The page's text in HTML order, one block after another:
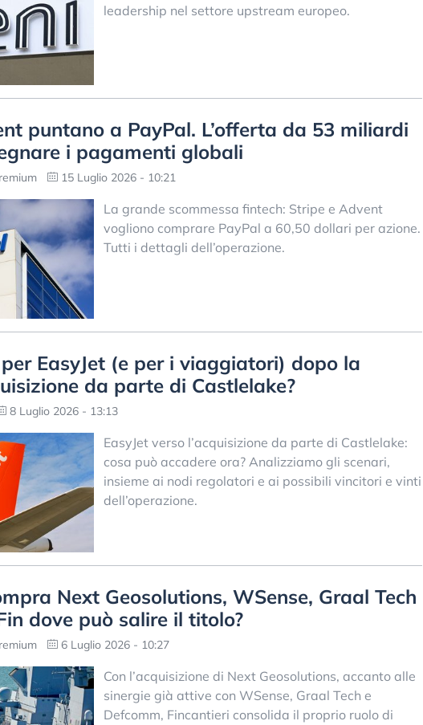
leadership nel settore upstream europeo.
puntano a PayPal. L’offerta da 53 miliardi
i pagamenti globali
15 Luglio 2026 - 10:21
La grande scommessa fintech: Stripe e Advent
vogliono comprare PayPal a 60,50 dollari per azione.
Tutti i dettagli dell’operazione.
EasyJet (e per i viaggiatori) dopo la
da parte di Castlelake?
8 Luglio 2026 - 13:13
EasyJet verso l’acquisizione da parte di Castlelake:
cosa può accadere ora? Analizziamo gli scenari,
insieme ai nodi regolatori e ai possibili vincitori e vinti
dell’operazione.
Next Geosolutions, WSense, Graal Tech
dove può salire il titolo?
6 Luglio 2026 - 10:27
Con l’acquisizione di Next Geosolutions, accanto alle
sinergie già attive con WSense, Graal Tech e
Defcomm, Fincantieri consolida il proprio ruolo di